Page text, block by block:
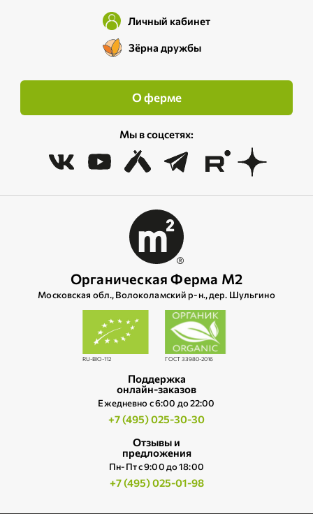
Личный кабинет
Зёрна дружбы
О ферме
Мы в соцсетях:
Органическая Ферма М2
Московская обл., Волоколамский р‑н., дер. Шульгино
RU-BIO-112 ГОСТ 33980-2016
Поддержка
онлайн-заказов
Ежедневно c 6:00 до 22:00
+7 (495) 025-30-30
Отзывы и
предложения
Пн-Пт с 9:00 до 18:00
+7 (495) 025-01-98